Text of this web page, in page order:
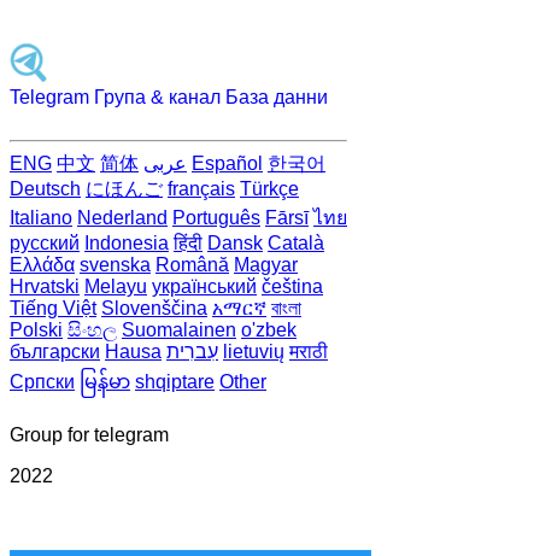
Telegram Група & канал База данни
ENG 中文 简体 عربى Español 한국어
Deutsch にほんご français Türkçe
Italiano Nederland Português Fārsī‎ ไทย
русский Indonesia हिंदी Dansk‎ Català
Ελλάδα svenska Română Magyar
Hrvatski Melayu український čeština
Tiếng Việt Slovenščina አማርኛ বাংলা
Polski සිංහල Suomalainen o'zbek
български Hausa עִברִית lietuvių मराठी
Српски မြန်မာ shqiptare Other
Group for telegram
2022